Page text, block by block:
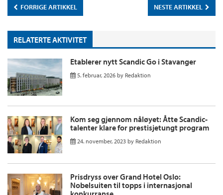
FORRIGE ARTIKKEL NESTE ARTIKKEL
RELATERTE AKTIVITET
Etablerer nytt Scandic Go i Stavanger
5. februar, 2026 by Redaktion
Kom seg gjennom nåløyet: Åtte Scandic-
talenter klare for prestisjetungt program
24. november, 2023 by Redaktion
Prisdryss over Grand Hotel Oslo:
Nobelsuiten til topps i internasjonal